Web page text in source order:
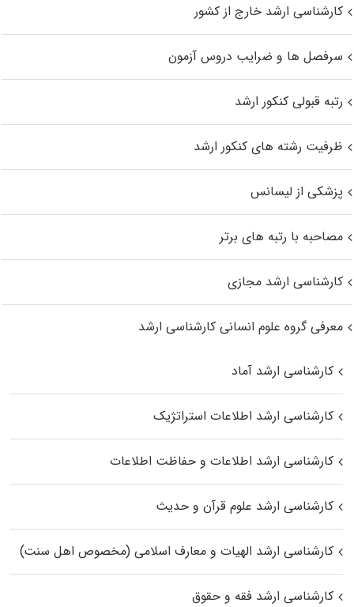
کارشناسی ارشد خارج از کشور
سرفصل ها و ضرایب دروس آزمون
رتبه قبولی کنکور ارشد
ظرفیت رشته های کنکور ارشد
پزشکی از لیسانس
مصاحبه با رتبه های برتر
کارشناسی ارشد مجازی
معرفی گروه علوم انسانی کارشناسی ارشد
کارشناسی ارشد آماد
کارشناسی ارشد اطلاعات استراتژیک
کارشناسی ارشد اطلاعات و حفاظت اطلاعات
کارشناسی ارشد علوم قرآن و حدیث
کارشناسی ارشد الهیات و معارف اسلامی (مخصوص اهل سنت)
کارشناسی ارشد فقه و حقوق